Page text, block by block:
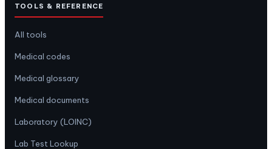
TOOLS & REFERENCE
All tools
Medical codes
Medical glossary
Medical documents
Laboratory (LOINC)
Lab Test Lookup